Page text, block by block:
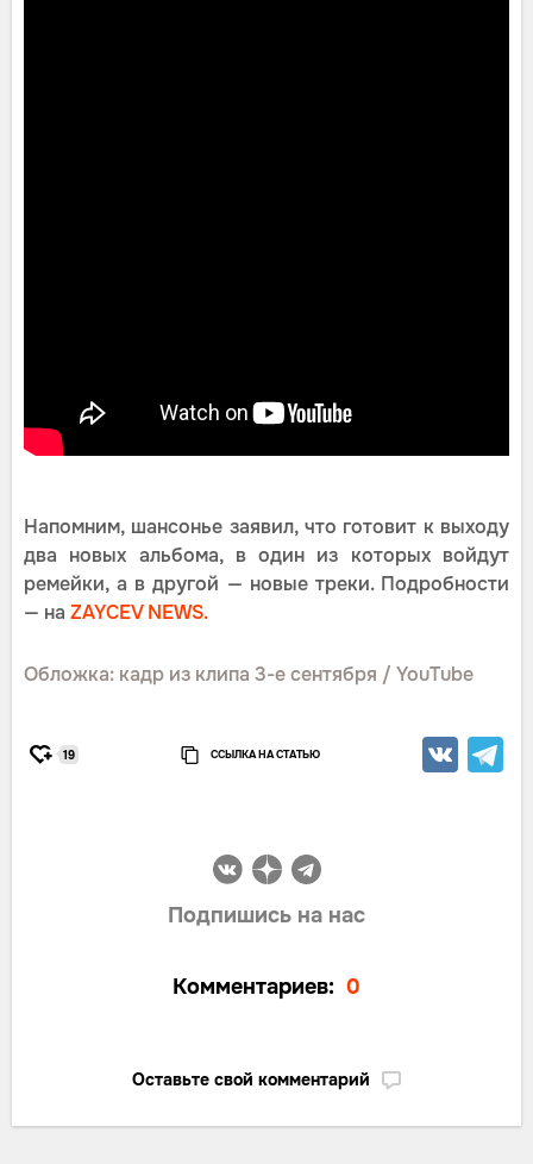
Напомним, шансонье заявил, что готовит к выходу
два новых альбома, в один из которых войдут
ремейки, а в другой — новые треки. Подробности
— на ZAYCEV NEWS.
Обложка: кадр из клипа 3-е сентября / YouTube
19 ССЫЛКА НА СТАТЬЮ
Подпишись на нас
Комментариев: 0
Оставьте свой комментарий